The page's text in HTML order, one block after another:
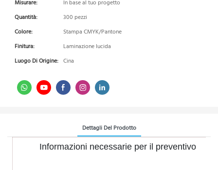
Misurare:
In base al tuo progetto
Quantità:
300 pezzi
Colore:
Stampa CMYK/Pantone
Finitura:
Laminazione lucida
Luogo Di Origine: Cina
Dettagli Del Prodotto
Informazioni necessarie per il preventivo